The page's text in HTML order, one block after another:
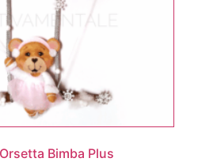
Bimba Plus